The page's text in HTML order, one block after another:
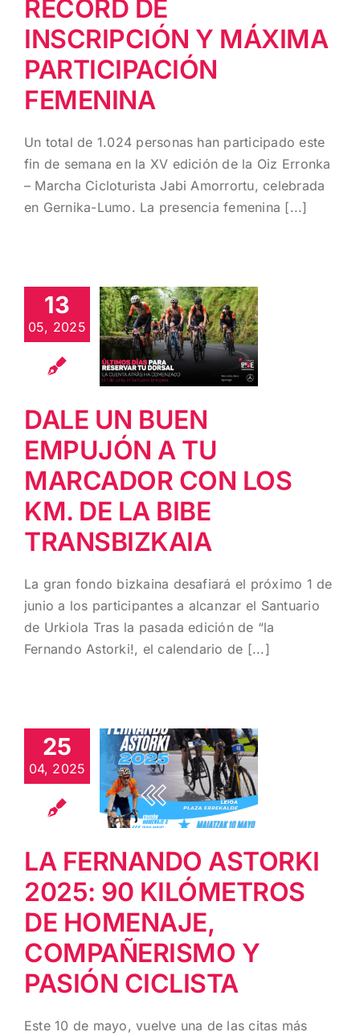
RÉCORD DE
INSCRIPCIÓN Y MÁXIMA
PARTICIPACIÓN
FEMENINA
Un total de 1.024 personas han participado este
fin de semana en la XV edición de la Oiz Erronka
– Marcha Cicloturista Jabi Amorrortu, celebrada
en Gernika-Lumo. La presencia femenina [...]
13
05, 2025
BUEN
EMPUJÓN A
TU
MARCADOR
CON LOS KM.
TRANSBIZKAIA
DALE UN BUEN
EMPUJÓN A TU
MARCADOR CON LOS
KM. DE LA BIBE
TRANSBIZKAIA
La gran fondo bizkaina desafiará el próximo 1 de
junio a los participantes a alcanzar el Santuario
de Urkiola Tras la pasada edición de “la
Fernando Astorki!, el calendario de [...]
25
04, 2025
ASTORKI
2025: 90
KILÓMETROS
DE
HOMENAJE,
Y PASIÓN
CICLISTA
LA FERNANDO ASTORKI
2025: 90 KILÓMETROS
DE HOMENAJE,
COMPAÑERISMO Y
PASIÓN CICLISTA
Este 10 de mayo, vuelve una de las citas más